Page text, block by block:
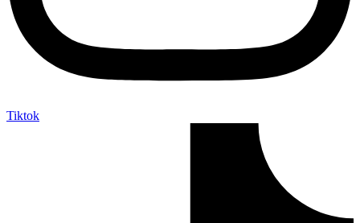
Tiktok